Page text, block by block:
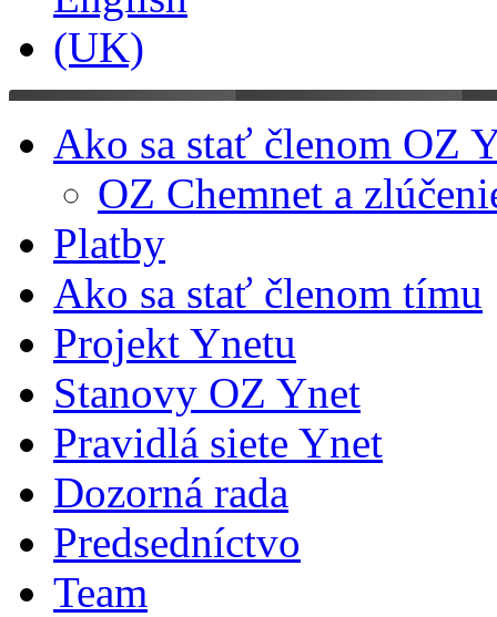
Ako sa stať členom OZ
OZ Chemnet a
Platby
Ako sa stať členom tímu
Projekt Ynetu
Stanovy OZ Ynet
Pravidlá siete Ynet
Dozorná rada
Predsedníctvo
Team